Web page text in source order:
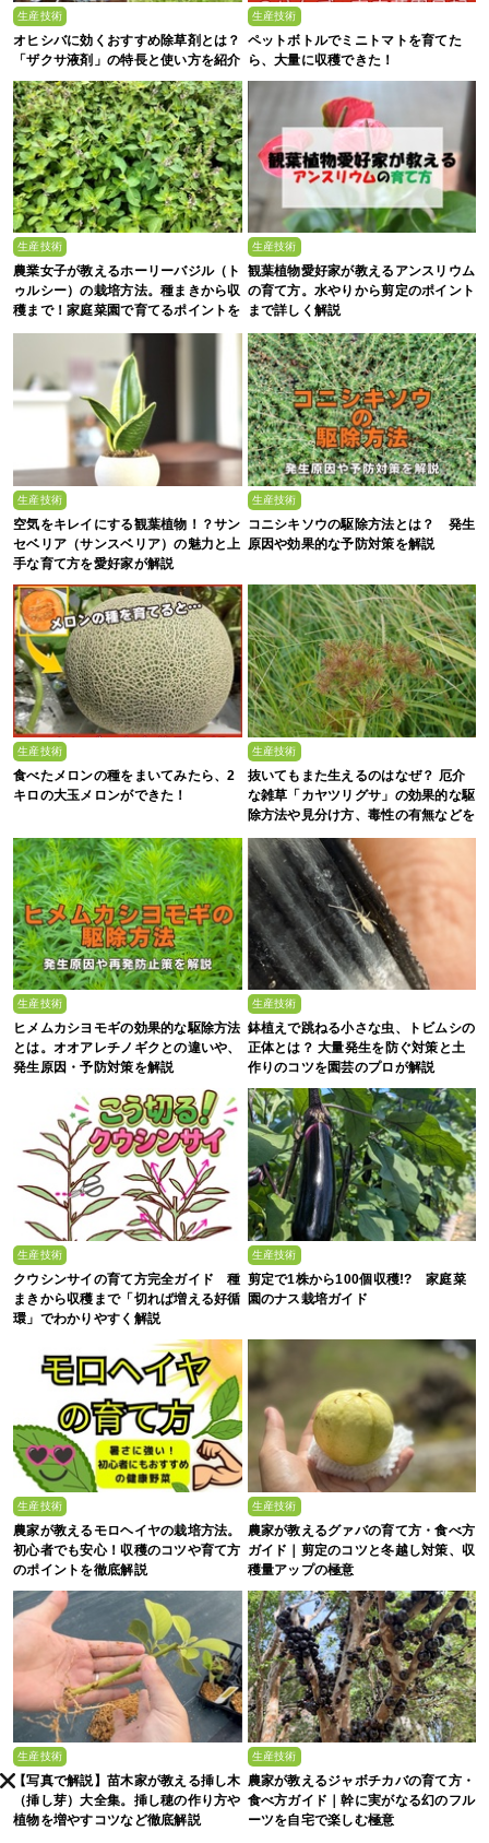
生産技術
オヒシバに効くおすすめ除草剤とは？
「ザクサ液剤」の特長と使い方を紹介
生産技術
ペットボトルでミニトマトを育てた
ら、大量に収穫できた！
生産技術
農業女子が教えるホーリーバジル（ト
ゥルシー）の栽培方法。種まきから収
穫まで！家庭菜園で育てるポイントを
解説
生産技術
観葉植物愛好家が教えるアンスリウム
の育て方。水やりから剪定のポイント
まで詳しく解説
生産技術
空気をキレイにする観葉植物！？サン
セベリア（サンスベリア）の魅力と上
手な育て方を愛好家が解説
生産技術
コニシキソウの駆除方法とは？ 発生
原因や効果的な予防対策を解説
生産技術
食べたメロンの種をまいてみたら、2
キロの大玉メロンができた！
生産技術
抜いてもまた生えるのはなぜ？ 厄介
な雑草「カヤツリグサ」の効果的な駆
除方法や見分け方、毒性の有無などを
生産技術
ヒメムカシヨモギの効果的な駆除方法
とは。オオアレチノギクとの違いや、
発生原因・予防対策を解説
生産技術
鉢植えで跳ねる小さな虫、トビムシの
正体とは？ 大量発生を防ぐ対策と土
作りのコツを園芸のプロが解説
生産技術
クウシンサイの育て方完全ガイド 種
まきから収穫まで「切れば増える好循
環」でわかりやすく解説
生産技術
剪定で1株から100個収穫!? 家庭菜
園のナス栽培ガイド
生産技術
農家が教えるモロヘイヤの栽培方法。
初心者でも安心！収穫のコツや育て方
のポイントを徹底解説
生産技術
農家が教えるグァバの育て方・食べ方
ガイド｜剪定のコツと冬越し対策、収
穫量アップの極意
生産技術
【写真で解説】苗木家が教える挿し木
（挿し芽）大全集。挿し穂の作り方や
植物を増やすコツなど徹底解説
生産技術
農家が教えるジャボチカバの育て方・
食べ方ガイド｜幹に実がなる幻のフル
ーツを自宅で楽しむ極意